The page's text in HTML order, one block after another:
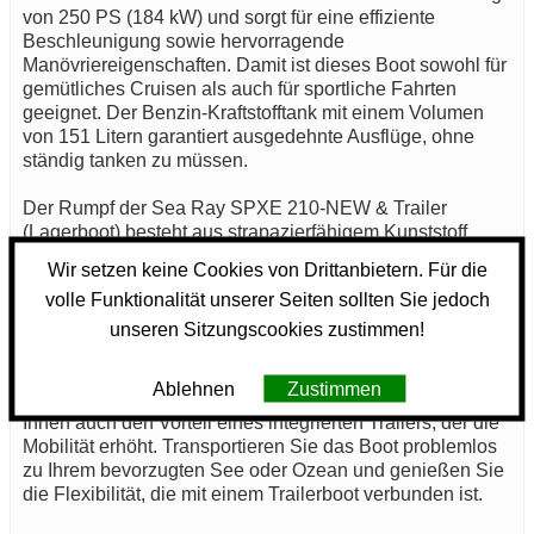
von 250 PS (184 kW) und sorgt für eine effiziente
Beschleunigung sowie hervorragende
Manövriereigenschaften. Damit ist dieses Boot sowohl für
gemütliches Cruisen als auch für sportliche Fahrten
geeignet. Der Benzin-Kraftstofftank mit einem Volumen
von 151 Litern garantiert ausgedehnte Ausflüge, ohne
ständig tanken zu müssen.
Der Rumpf der Sea Ray SPXE 210-NEW & Trailer
(Lagerboot) besteht aus strapazierfähigem Kunststoff
Diese Materialwahl sorgt dafür, dass die Seefahrt
unabhängig von den Bedingungen sicher bleibt. Das Boot
erfüllt die notwendigen Standards der CE-Norm, was für
Die Sea Ray SPXE 210-NEW & Trailer (Lagerboot) bietet
Ihnen auch den Vorteil eines integrierten Trailers, der die
Mobilität erhöht. Transportieren Sie das Boot problemlos
zu Ihrem bevorzugten See oder Ozean und genießen Sie
die Flexibilität, die mit einem Trailerboot verbunden ist.
Wir setzen keine Cookies von Drittanbietern. Für die
volle Funktionalität unserer Seiten sollten Sie jedoch
unseren Sitzungscookies zustimmen!
Ablehnen Zustimmen